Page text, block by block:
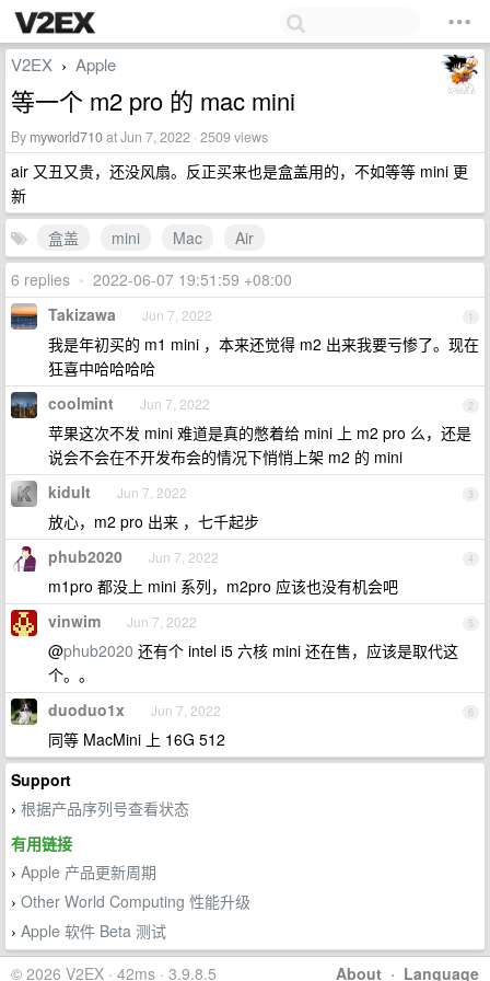
V2EX › Apple
等一个 m2 pro 的 mac mini
By myworld710at Jun 7, 2022 · 2509 views
air 又丑又贵，还没风扇。反正买来也是盒盖用的，不如等等 mini 更
新
盒盖
mini Mac
Air
6 replies • 2022-06-07 19:51:59 +08:00
1
Takizawa Jun 7, 2022
我是年初买的 m1 mini ，本来还觉得 m2 出来我要亏惨了。现在
狂喜中哈哈哈哈
2
coolmint Jun 7, 2022
苹果这次不发 mini 难道是真的憋着给 mini 上 m2 pro 么，还是
说会不会在不开发布会的情况下悄悄上架 m2 的 mini
3
kidult Jun 7, 2022
放心，m2 pro 出来 ，七千起步
4
phub2020 Jun 7, 2022
m1pro 都没上 mini 系列，m2pro 应该也没有机会吧
5
vinwim Jun 7, 2022
@phub2020 还有个 intel i5 六核 mini 还在售，应该是取代这
个。。
6
duoduo1x Jun 7, 2022
同等 MacMini 上 16G 512
Support
› 根据产品序列号查看状态
有用链接
› Apple 产品更新周期
› Other World Computing 性能升级
› Apple 软件 Beta 测试
About · Language
© 2026 V2EX · 42ms · 3.9.8.5